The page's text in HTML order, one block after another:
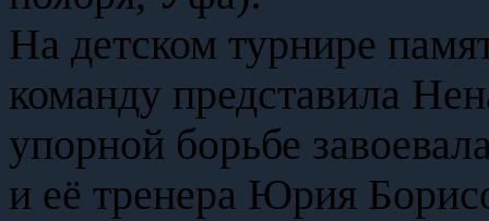
На детском турнире
команду представила
упорной борьбе
и её тренера Юрия